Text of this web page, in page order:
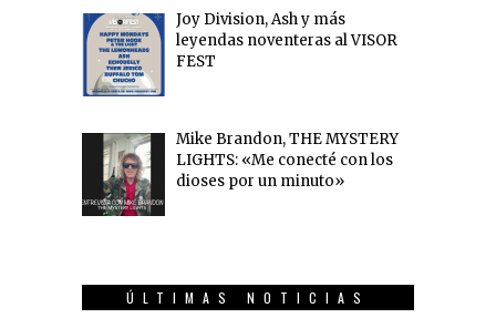
Joy Division, Ash y más
leyendas noventeras al VISOR
FEST
Mike Brandon, THE MYSTERY
LIGHTS: «Me conecté con los
dioses por un minuto»
ÚLTIMAS NOTICIAS